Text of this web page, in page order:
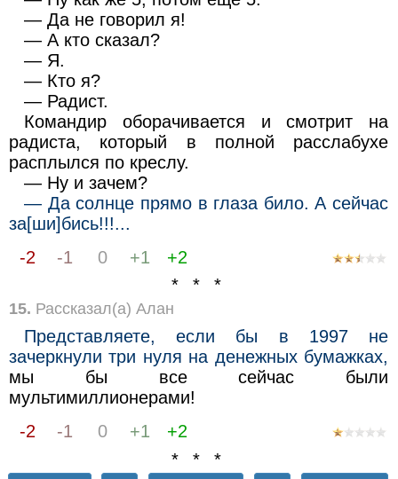
— Да не говорил я!
— А кто сказал?
— Я.
— Кто я?
— Радист.
Командир оборачивается и смотрит на
радиста, который в полной расслабухе
расплылся по креслу.
— Ну и зачем?
— Да солнце прямо в глаза било. А сейчас
за[ши]бись!!!...
-2
-1 0 +1
+2
* * *
15. Рассказал(а) Алан
Представляете, если бы в 1997 не
зачеркнули три нуля на денежных бумажках,
мы бы все сейчас были
мультимиллионерами!
-2
-1 0 +1
+2
* * *